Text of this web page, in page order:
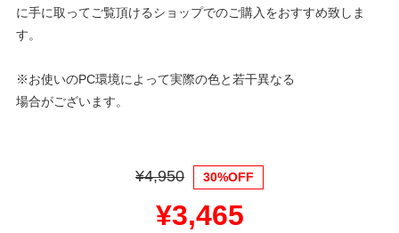
に手に取ってご覧頂けるショップでのご購入をおすすめ致しま
す。
※お使いのPC環境によって実際の色と若干異なる
場合がございます。
¥4,950 30%OFF
¥3,465